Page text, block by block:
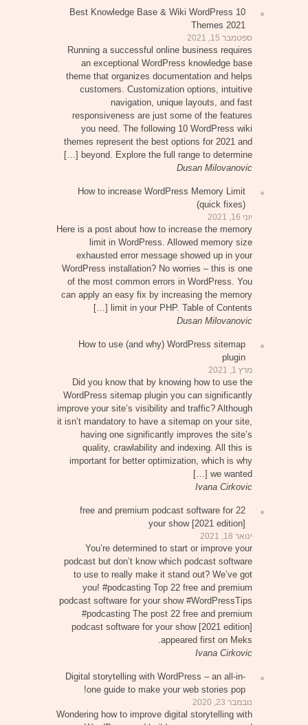
10 Best Knowledge Base & Wiki WordPress
Themes 2021
ספטמבר 15, 2021
Running a successful online business requires
an exceptional WordPress knowledge base
theme that organizes documentation and helps
customers. Customization options, intuitive
navigation, unique layouts, and fast
responsiveness are just some of the features
you need. The following 10 WordPress wiki
themes represent the best options for 2021 and
beyond. Explore the full range to determine […]
Dusan Milovanovic
How to increase WordPress Memory Limit
(quick fixes)
יוני 16, 2021
Here is a post about how to increase the memory
limit in WordPress. Allowed memory size
exhausted error message showed up in your
WordPress installation? No worries – this is one
of the most common errors in WordPress. You
can apply an easy fix by increasing the memory
limit in your PHP. Table of Contents […]
Dusan Milovanovic
How to use (and why) WordPress sitemap
plugin
מרץ 1, 2021
Did you know that by knowing how to use the
WordPress sitemap plugin you can significantly
improve your site’s visibility and traffic? Although
it isn’t mandatory to have a sitemap on your site,
having one significantly improves the site’s
quality, crawlability and indexing. All this is
important for better optimization, which is why
we wanted […]
Ivana Cirkovic
22 free and premium podcast software for
your show [2021 edition]
ינואר 18, 2021
You’re determined to start or improve your
podcast but don’t know which podcast software
to use to really make it stand out? We’ve got
you! #podcasting Top 22 free and premium
podcast software for your show #WordPressTips
#podcasting The post 22 free and premium
podcast software for your show [2021 edition]
appeared first on Meks.
Ivana Cirkovic
Digital storytelling with WordPress – an all-in-
one guide to make your web stories pop!
נובמבר 23, 2020
Wondering how to improve digital storytelling with